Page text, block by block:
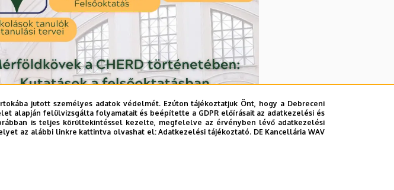
jutott személyes adatok védelmét. Ezúton tájékoztatjuk Önt, hogy a Debreceni
alapján felülvizsgálta folyamatait és beépítette a GDPR előírásait az adatkezelési és
is teljes körültekintéssel kezelte, megfelelve az érvényben lévő adatkezelési
az alábbi linkre kattintva olvashat el:Adatkezelési tájékoztató. DE Kancellária WAV